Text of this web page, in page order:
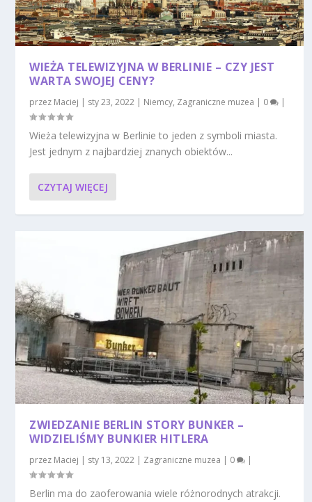
WIEŻA TELEWIZYJNA W BERLINIE – CZY JEST
WARTA SWOJEJ CENY?
przez Maciej | sty 23, 2022 | Niemcy, Zagraniczne muzea | 0 |
Wieża telewizyjna w Berlinie to jeden z symboli miasta.
Jest jednym z najbardziej znanych obiektów...
CZYTAJ WIĘCEJ
ZWIEDZANIE BERLIN STORY BUNKER –
WIDZIELIŚMY BUNKIER HITLERA
przez Maciej | sty 13, 2022 | Zagraniczne muzea | 0 |
Berlin ma do zaoferowania wiele różnorodnych atrakcji.